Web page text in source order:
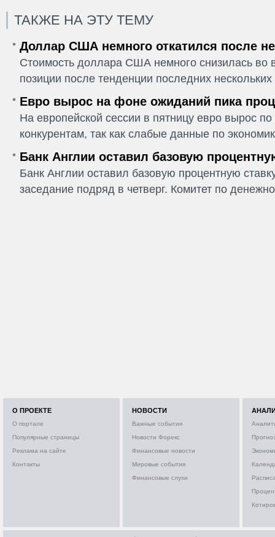
ТАКЖЕ НА ЭТУ ТЕМУ
Доллар США немного откатился после
Стоимость доллара США немного снизилась во
позиции после тенденции последних
Евро вырос на фоне ожиданий пика
На европейской сессии в пятницу евро вырос
конкурентам, так как слабые данные по
Банк Англии оставил базовую
Банк Англии оставил базовую процентную
заседание подряд в четверг. Комитет по
О ПРОЕКТЕ
О портале
Популярные страницы
Реклама на сайте
Контакты
НОВОСТИ
Важные события
Новости Форекс
Финансовые новости
Мировые события
Финансовые слухи